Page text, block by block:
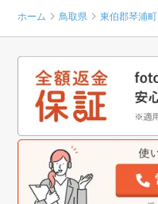
ホーム 鳥取県 東伯郡琴浦町